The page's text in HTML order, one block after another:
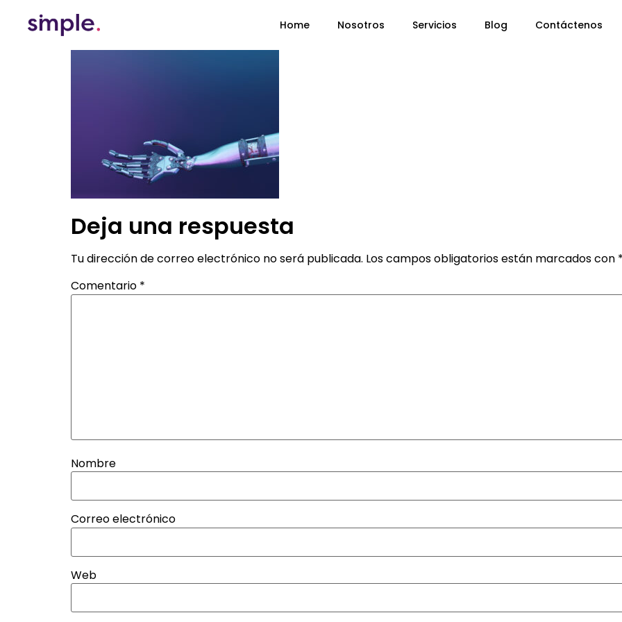
Home Nosotros Servicios Blog Contáctenos
Deja una respuesta
Tu dirección de correo electrónico no será publicada. Los campos obligatorios están marcados con *
Comentario *
Nombre
Correo electrónico
Web